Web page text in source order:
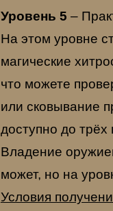
Уровень 5 –
На этом уровне
магические
что можете
или сковывание
доступно до
Владение
может, но на
Условия